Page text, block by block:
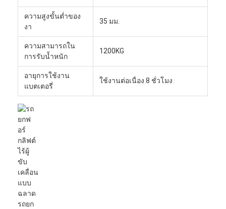
ความสูงขั้นต่ำของ
งา
35 มม.
ความสามารถใน
การรับน้ำหนัก
1200KG
อายุการใช้งาน
แบตเตอรี่
ใช้งานต่อเนื่อง 8 ชั่วโมง